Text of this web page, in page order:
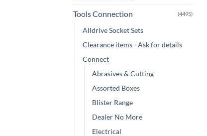
Tools Connection (4495)
Alldrive Socket Sets
Clearance items - Ask for details
Connect
Abrasives & Cutting
Assorted Boxes
Blister Range
Dealer No More
Electrical